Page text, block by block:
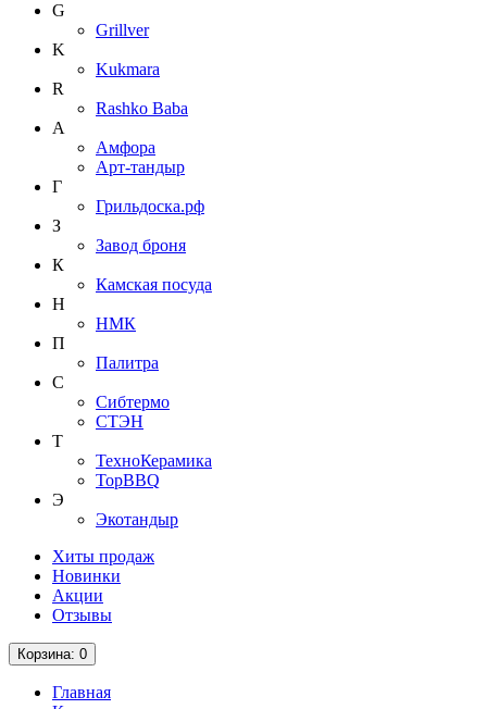
G
Grillver
K
Kukmara
R
Rashko Baba
А
Амфора
Арт-тандыр
Г
Грильдоска.рф
З
Завод броня
К
Камская посуда
Н
НМК
П
Палитра
С
Сибтермо
СТЭН
Т
ТехноКерамика
ТорBBQ
Э
Экотандыр
Хиты продаж
Новинки
Акции
Отзывы
Корзина: 0
Главная